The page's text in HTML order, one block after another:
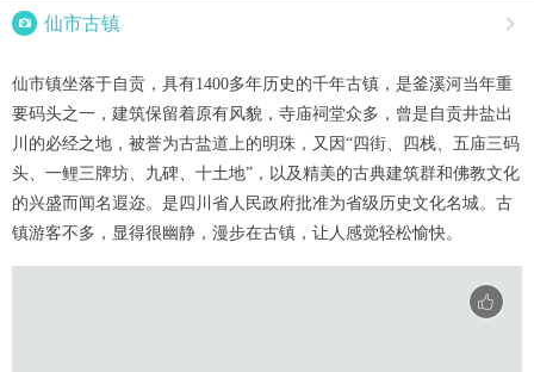
 仙市古镇 
仙市镇坐落于自贡，具有1400多年历史的千年古镇，是釜溪河当年重
要码头之一，建筑保留着原有风貌，寺庙祠堂众多，曾是自贡井盐出
川的必经之地，被誉为古盐道上的明珠，又因“四街、四栈、五庙三码
头、一鲤三牌坊、九碑、十土地”，以及精美的古典建筑群和佛教文化
的兴盛而闻名遐迩。是四川省人民政府批准为省级历史文化名城。古
镇游客不多，显得很幽静，漫步在古镇，让人感觉轻松愉快。